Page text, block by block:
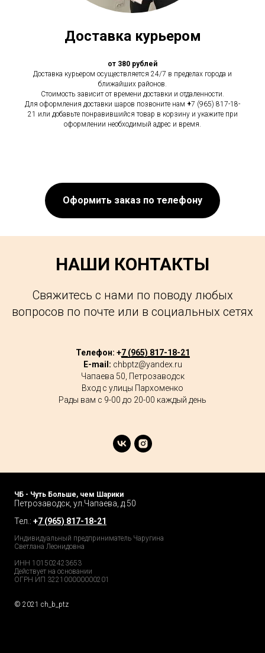
Доставка курьером
от 380 рублей
Доставка курьером осуществляется 24/7 в пределах города и
ближайших районов.
Стоимость зависит от времени доставки и отдаленности.
Для оформления доставки шаров позвоните нам +7 (965) 817-18-
21 или добавьте понравившийся товар в корзину и укажите при
оформлении необходимый адрес и время.
Оформить заказ по телефону
НАШИ КОНТАКТЫ
Свяжитесь с нами по поводу любых
вопросов по почте или в социальных сетях
Телефон: +7 (965) 817-18-21
E-mail: chbptz@yandex.ru
Чапаева 50, Петрозаводск
Вход с улицы Пархоменко
Рады вам с 9-00 до 20-00 каждый день
ЧБ - Чуть Больше, чем Шарики
Петрозаводск, ул.Чапаева, д.50
Тел.: +7 (965) 817-18-21
Индивидуальный предприниматель Чаругина
Светлана Леонидовна
ИНН 101502423653
Действует на основании
ОГРН ИП 322100000000201
© 2021 ch_b_ptz